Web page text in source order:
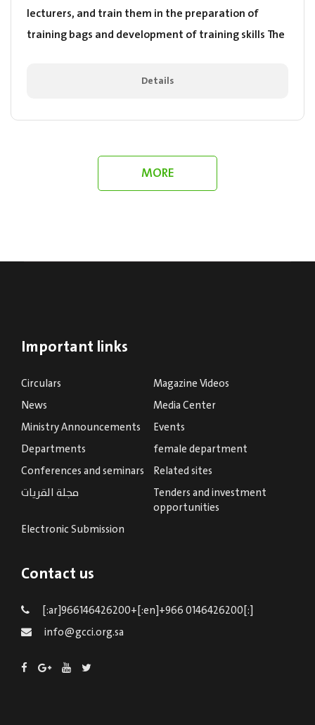
lecturers, and train them in the preparation of
training bags and development of training skills The
participants scientifically and professionally and to
Details
MORE
Important links
Circulars
Magazine Videos
News
Media Center
Ministry Announcements
Events
Departments
female department
Conferences and seminars
Related sites
مجلة القريات
Tenders and investment
opportunities
Electronic Submission
Contact us
[:ar]966146426200+[:en]+966 0146426200[:]
info@gcci.org.sa